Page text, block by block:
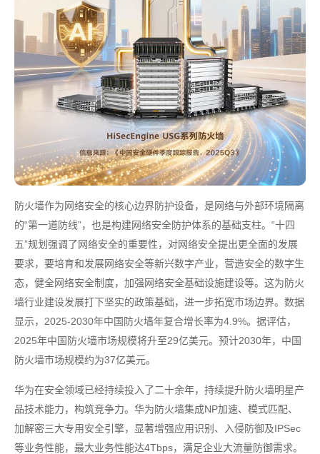
防火墙作为网络安全的核心边界防护设备，是网络与外部环境隔离
的“第一道防线”，也是构建网络安全防护体系的基础支柱。“十四
五”规划强调了网络安全的重要性，对网络安全提出更全面的发展
要求，要培育和发展网络安全等新兴数字产业，营造安全的数字生
态，健全网络安全制度，加强网络安全基础设施建设等。这为防火
墙行业建设发展打下坚实的政策基础，进一步拓宽市场边界。数据
显示，2025-2030年中国防火墙年复合增长率为4.9%。据评估，
2025年中国防火墙市场规模将升至29亿美元。预计2030年，中国
防火墙市场规模约为37亿美元。
华为在安全领域已经持续投入了二十余年，持续提升防火墙明星产
品技术能力，构筑竞争力。华为防火墙集成NP加速、模式匹配、
加解密三大专用安全引擎，显著增强应用识别、入侵防御及IPSec
等业务性能，最大业务性能达4Tbps，满足企业大流量防御需求。